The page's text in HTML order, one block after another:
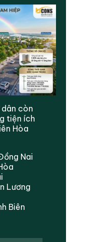
còn
tiện ích
Hòa
Nai
Lương
Biên